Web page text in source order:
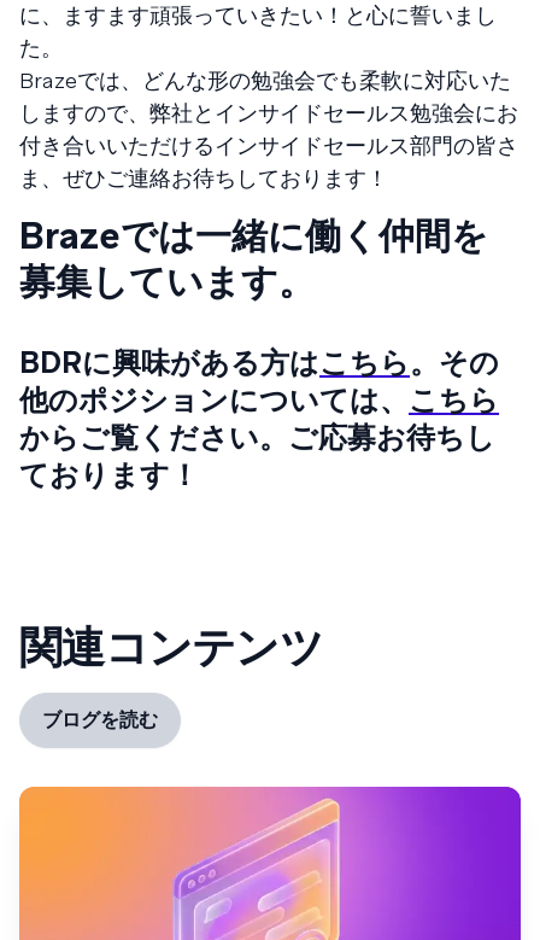
に、ますます頑張っていきたい！と心に誓いまし
た。
Brazeでは、どんな形の勉強会でも柔軟に対応いた
しますので、弊社とインサイドセールス勉強会にお
付き合いいただけるインサイドセールス部門の皆さ
ま、ぜひご連絡お待ちしております！
Brazeでは一緒に働く仲間を
募集しています。
BDRに興味がある方はこちら。その
他のポジションについては、 こちら
からご覧ください。ご応募お待ちし
ております！
関連コンテンツ
ブログを読む